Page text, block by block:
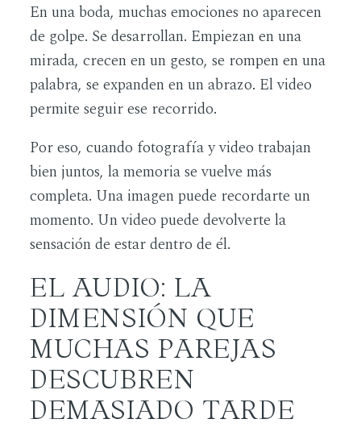
En una boda, muchas emociones no aparecen
de golpe. Se desarrollan. Empiezan en una
mirada, crecen en un gesto, se rompen en una
palabra, se expanden en un abrazo. El video
permite seguir ese recorrido.
Por eso, cuando fotografía y video trabajan
bien juntos, la memoria se vuelve más
completa. Una imagen puede recordarte un
momento. Un video puede devolverte la
sensación de estar dentro de él.
EL AUDIO: LA
DIMENSIÓN QUE
MUCHAS PAREJAS
DESCUBREN
DEMASIADO TARDE